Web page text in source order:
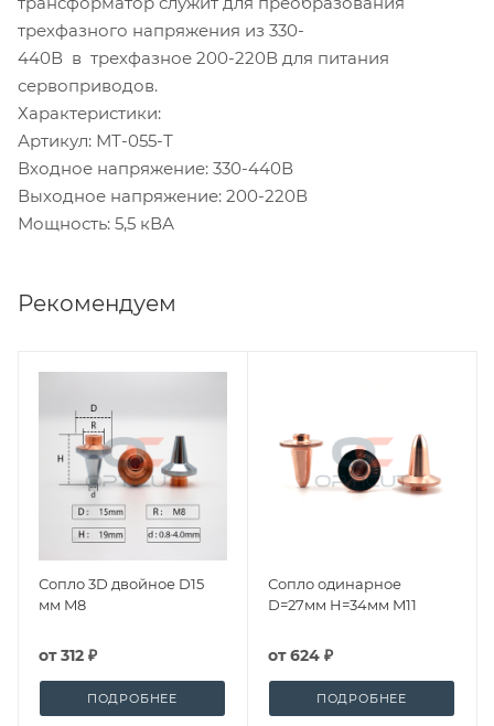
трехфазного напряжения из 330-
440В в трехфазное 200-220В для питания
сервоприводов.
Характеристики:
Артикул: МТ-055-Т
Входное напряжение: 330-440В
Выходное напряжение: 200-220В
Мощность: 5,5 кВА
Рекомендуем
Сопло 3D двойное D15
мм M8
от312 ₽
ПОДРОБНЕЕ
Сопло одинарное
D=27мм H=34мм M11
от624 ₽
ПОДРОБНЕЕ